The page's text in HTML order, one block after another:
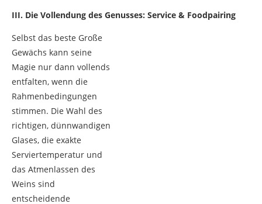
III. Die Vollendung des Genusses: Service & Foodpairing
Selbst das beste Große
Gewächs kann seine
Magie nur dann vollends
entfalten, wenn die
Rahmenbedingungen
stimmen. Die Wahl des
richtigen, dünnwandigen
Glases, die exakte
Serviertemperatur und
das Atmenlassen des
Weins sind
entscheidende